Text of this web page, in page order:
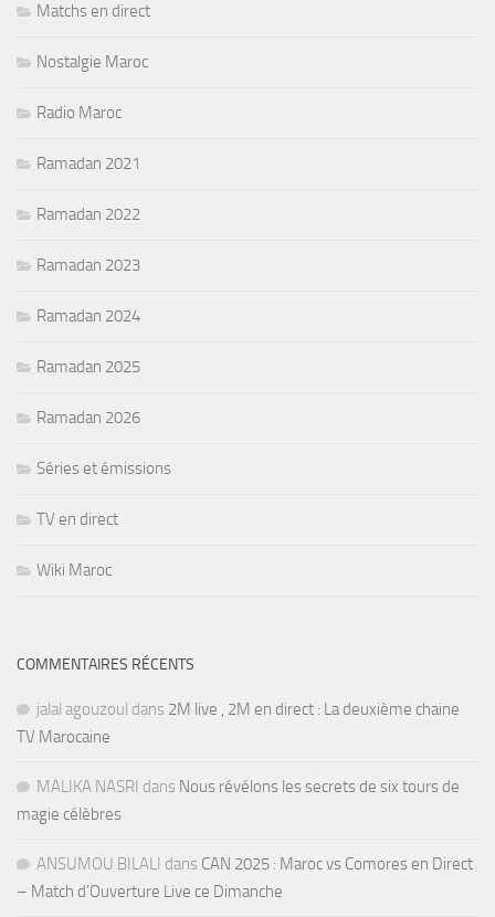
Matchs en direct
Nostalgie Maroc
Radio Maroc
Ramadan 2021
Ramadan 2022
Ramadan 2023
Ramadan 2024
Ramadan 2025
Ramadan 2026
Séries et émissions
TV en direct
Wiki Maroc
COMMENTAIRES RÉCENTS
jalal agouzoul dans 2M live , 2M en direct : La deuxième chaine
TV Marocaine
MALIKA NASRI dans Nous révélons les secrets de six tours de
magie célèbres
ANSUMOU BILALI dans CAN 2025 : Maroc vs Comores en Direct
– Match d’Ouverture Live ce Dimanche